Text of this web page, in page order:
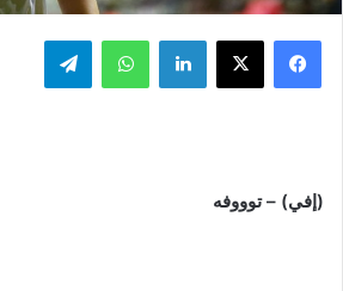
فيسبوك ‫X لينكدإن واتساب تيلقرام
(إفي) – توووفه